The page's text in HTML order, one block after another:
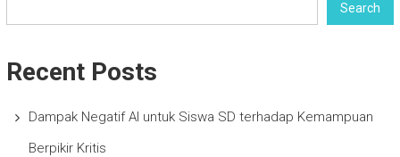
Search
Recent Posts
Dampak Negatif AI untuk Siswa SD terhadap Kemampuan
Berpikir Kritis